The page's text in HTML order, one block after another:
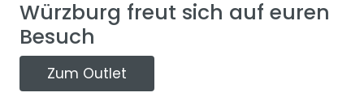
Würzburg freut sich auf euren
Besuch
Zum Outlet